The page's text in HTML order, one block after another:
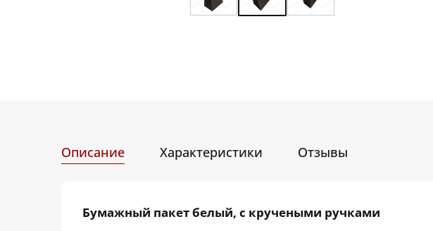
Описание Характеристики Отзывы
Бумажный пакет белый, с кручеными ручками